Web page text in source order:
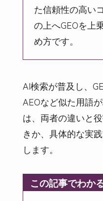
た信頼性の高い
の上へGEOを上
め方です。
AI検索が普及し、
AEOなど似た用語
は、両者の違いと
きか、具体的な実
します。
この記事でわか